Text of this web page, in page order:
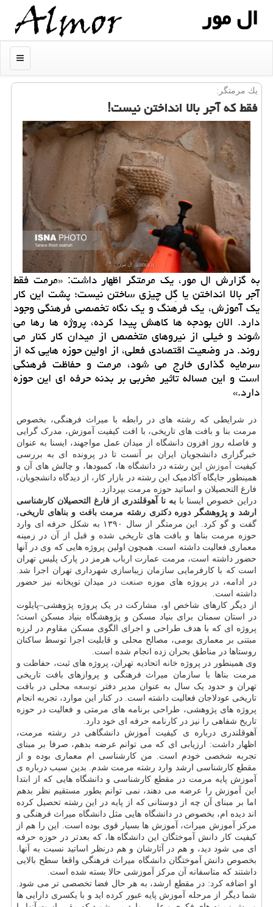
ال مور
منو
یك مرمتگر:
فقط که آجر بالا انداختن نیست!
به گزارش ال مور، یک مرمتگر اظهار داشت: «مرمت فقط
آجر بالا انداختن یا گِل چیزی ساختن نیست؛ پشت این کار
یک آموزش، یک فرهنگ و یک نگاه تخصصی فرهنگی وجود
دارد. الان بودجه ها کاهش پیدا کرده، پروژه ها رها می
شوند و خیلی از نیروهای متخصص از میدان کار کنار می
روند. در وضعیت اقتصادی فعلی، از اولین حوزه هایی که از
سرمایه گذاری خارج می شود، مرمت و حفاظت فرهنگی
است و این مساله تاثیر مخربی بر بدنه حرفه ای این حوزه
دارد.»
در شرایطی که رشته های در رابطه با میراث فرهنگی، بخصوص
مرمت بنا و بافت های تاریخی، با افت کیفیت آموزش، مدرک گرایی
و فاصله روز افزون دانشگاه از میدان عمل مواجهند، ایسنا به عنوان
خبرگزاری دانشجویان ایران بر آنست تا در پرونده ای به بررسی
کیفیت
آموزش این رشته در دانشگاه ها، کمبودها، و چالش های آن و
همینطور جایگاه آکادمیک این رشته در بازار کار، از دیدگاه دانشجویان،
فارغ التحصیلان و اساتید حوزه مرمت بپردازد.
دراین خصوص ایسنا بابه نا آهوقلندری از فارغ التحصیلان کارشناسی
ارشد و پژوهشگر دوره دکتری رشته مرمت بافت و بناهای تاریخی،
گفت و گو کرد. این مرمتگر از سال ۱۳۹۰ به شکل حرفه ای وارد
حوزه مرمت بناها و بافت های تاریخی شده و قبل از آن در زمینه
معماری فعالیت داشته است. همچون اولین پروژه هایی که وی در آنها
حضور داشته است، مرمت عمارت ارباب هرمز در پارک پلیس تهران
است که با کارفرمایی سازمان زیباسازی شهرداری تهران اجرا شد.
در ادامه، در پروژه های موزه صنعت در میدان توپخانه نیز حضور
داشته است.
از دیگر کارهای شاخص او، مشارکت در یک پروژه پژوهشی–پایلوت
در استان سمنان برای بنیاد مسکن و پژوهشگاه بنیاد مسکن است؛
پروژه ای که با هدف طراحی و اجرای الگوی مسکن مقاوم در لرزه
مبتنی بر معماری بومی، مصالح محلی و قابلیت اجرا توسط ساکنان
روستاها در مناطق بحران زده انجام شده است.
وی همینطور در پروژه خانه اتحادیه تهران، پروژه های ثبت، حفاظت و
مرمت بناها با سازمان میراث فرهنگی و پروازهای بافت تاریخی
تهران و حدود یک سال به عنوان مدیر دفتر توسعه محلی در بافت
تاریخی عودلاجان فعالیت داشته است. در کنار این موارد، تجربه انجام
پروژه های پژوهشی، طراحی برنامه های مرمتی و فعالیت در حوزه
تاریخ شفاهی را نیز در کارنامه حرفه ای خود دارد.
آهوقلندری درباره ی کیفیت آموزش دانشگاهی در رشته مرمت،
اظهار داشت: ارزیابی ای که می توانم عرضه بدهم، صرفا بر مبنای
تجربه شخصی خودم است. من کارشناسی ام معماری بوده و از
مقطع کارشناسی ارشد وارد رشته مرمت شدم. بدین سبب درباره ی
آموزش پایه مرمت در مقطع کارشناسی و دانشگاه هایی که از ابتدا
این آموزش را عرضه می دهند، نمی توانم بطور مستقیم نظر بدهم
اما بر مبنای آن چه از دوستانی که از پایه در این رشته تحصیل کرده
اند دیده ام، بخصوص در دانشگاه هایی مثل دانشگاه میراث فرهنگی و
مرکز آموزش میراث، آموزش ها بسیار قوی بوده است. این را هم از
کیفیت کار دانش آموختگان این دانشگاه ها، که بعدتر در حوزه حرفه
ای می شود دید، و هم در آثارشان و هم درنظر اساتید نسبت به آنها.
بخصوص دانش آموختگان دانشگاه میراث فرهنگی واقعا سطح بالایی
داشتند که متاسفانه آن مرکز آموزشی حالا بسته شده است.
او اضافه کرد: در مقطع ارشد، به هر حال فضا تخصصی تر می شود.
شما دیگر از مرحله آموزش پایه عبور کرده اید و با یکسری دارایی ها